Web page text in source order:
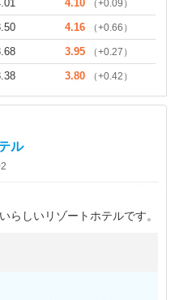
4.10 （+0.09）
4.16 （+0.66）
3.95 （+0.27）
3.80 （+0.42）
ル
らしいリゾートホテルです。
用できませんでしたが、今度